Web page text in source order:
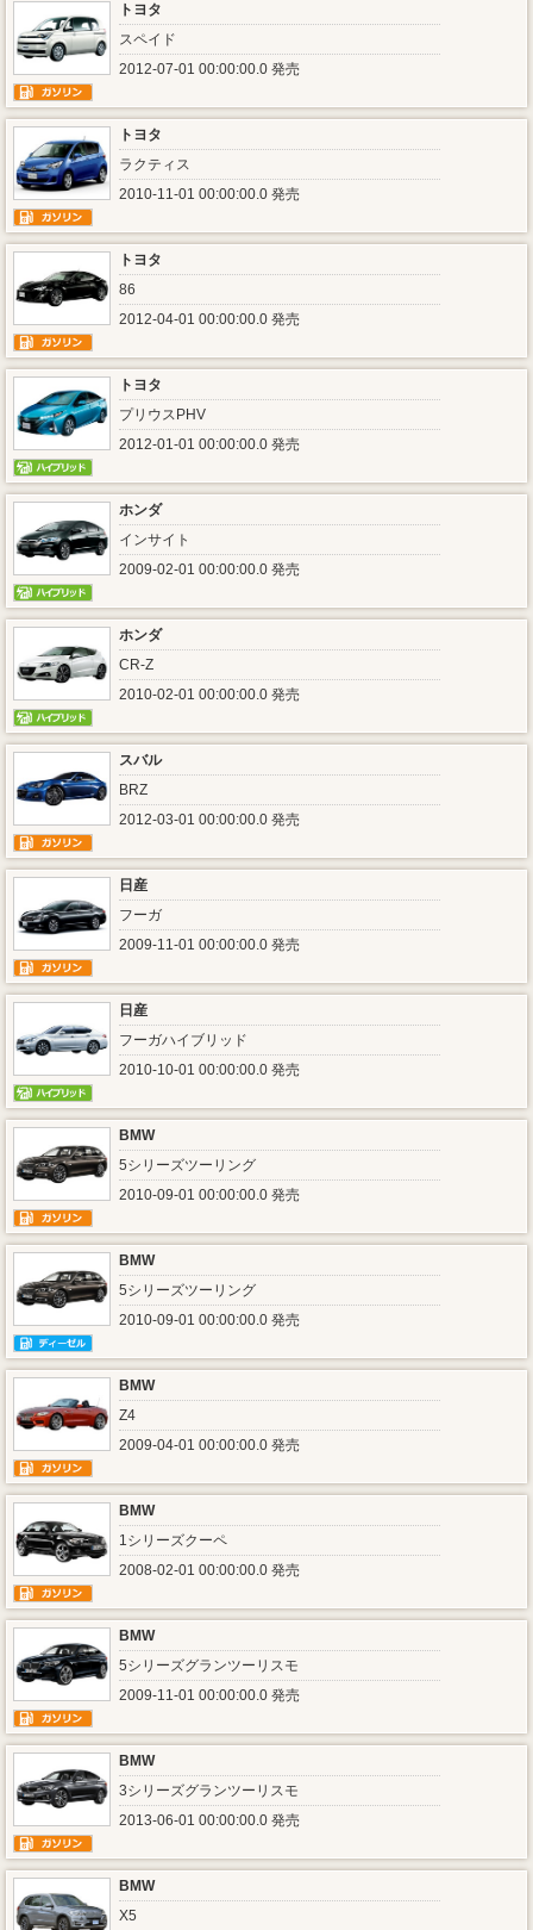
トヨタ
スペイド
2012-07-01 00:00:00.0 発売
トヨタ
ラクティス
2010-11-01 00:00:00.0 発売
トヨタ
86
2012-04-01 00:00:00.0 発売
トヨタ
プリウスPHV
2012-01-01 00:00:00.0 発売
ホンダ
インサイト
2009-02-01 00:00:00.0 発売
ホンダ
CR-Z
2010-02-01 00:00:00.0 発売
スバル
BRZ
2012-03-01 00:00:00.0 発売
日産
フーガ
2009-11-01 00:00:00.0 発売
日産
フーガハイブリッド
2010-10-01 00:00:00.0 発売
BMW
5シリーズツーリング
2010-09-01 00:00:00.0 発売
BMW
5シリーズツーリング
2010-09-01 00:00:00.0 発売
BMW
Z4
2009-04-01 00:00:00.0 発売
BMW
1シリーズクーペ
2008-02-01 00:00:00.0 発売
BMW
5シリーズグランツーリスモ
2009-11-01 00:00:00.0 発売
BMW
3シリーズグランツーリスモ
2013-06-01 00:00:00.0 発売
BMW
X5